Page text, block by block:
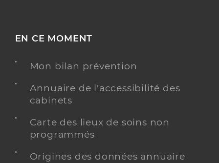
EN CE MOMENT
Mon bilan prévention
Annuaire de l'accessibilité des
cabinets
Carte des lieux de soins non
programmés
Origines des données annuaire